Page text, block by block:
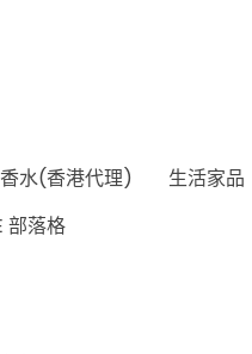
水(香港代理) 生活家品
部落格